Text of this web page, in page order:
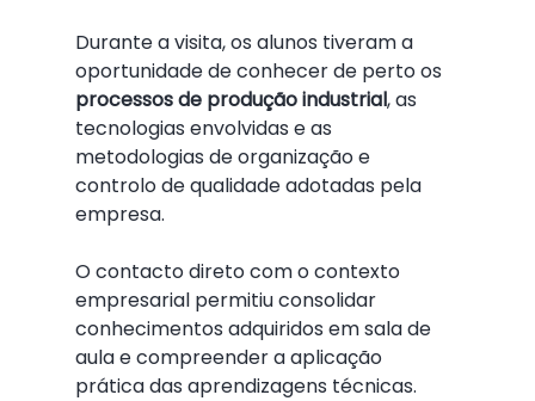
Durante a visita, os alunos tiveram a
oportunidade de conhecer de perto os
processos de produção industrial, as
tecnologias envolvidas e as
metodologias de organização e
controlo de qualidade adotadas pela
empresa.
O contacto direto com o contexto
empresarial permitiu consolidar
conhecimentos adquiridos em sala de
aula e compreender a aplicação
prática das aprendizagens técnicas.